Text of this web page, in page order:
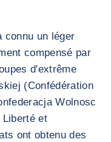
connu un léger
compensé par
d'extrême
(Confédération
Wolnosc
Liberté et
ont obtenu des